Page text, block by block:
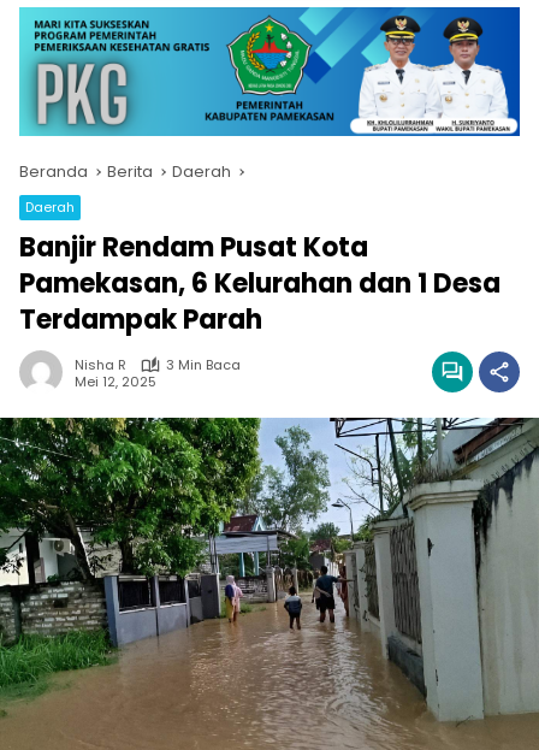
Beranda Berita Daerah
Daerah
Banjir Rendam Pusat Kota
Pamekasan, 6 Kelurahan dan 1 Desa
Terdampak Parah
Nisha R
3 Min Baca
Mei 12, 2025